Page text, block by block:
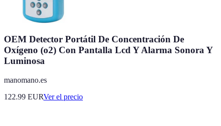
OEM Detector Portátil De Concentración De
Oxígeno (o2) Con Pantalla Lcd Y Alarma Sonora Y
Luminosa
manomano.es
122.99 EURVer el precio